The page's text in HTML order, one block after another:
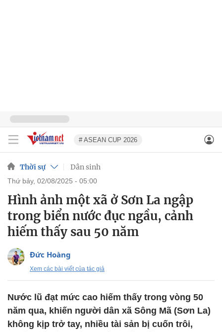
# ASEAN CUP 2026
Thời sự Dân sinh
thứ bảy, 02/08/2025 - 05:00
Hình ảnh một xã ở Sơn La ngập
trong biển nước đục ngầu, cảnh
hiếm thấy sau 50 năm
Đức Hoàng
Xem các bài viết của tác giả
Nước lũ đạt mức cao hiếm thấy trong vòng 50
năm qua, khiến người dân xã Sông Mã (Sơn La)
không kịp trở tay, nhiều tài sản bị cuốn trôi,